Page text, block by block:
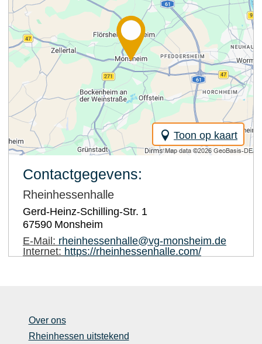
Toon op kaart
Contactgegevens:
Rheinhessenhalle
Gerd-Heinz-Schilling-Str. 1
67590 Monsheim
E-Mail: rheinhessenhalle@vg-monsheim.de
Internet: https://rheinhessenhalle.com/
Over ons
Rheinhessen uitstekend